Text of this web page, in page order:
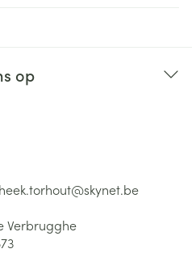
op
skynet.be
Verbrugghe